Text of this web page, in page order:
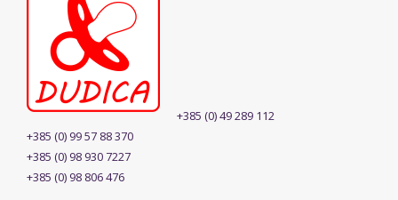
+385 (0) 49 289 112
+385 (0) 99 57 88 370
+385 (0) 98 930 7227
+385 (0) 98 806 476